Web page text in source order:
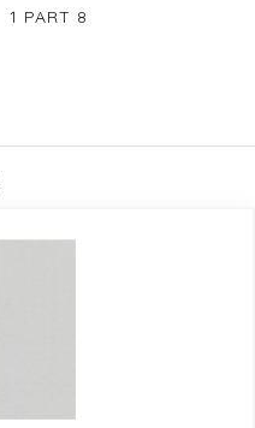
1 PART 8